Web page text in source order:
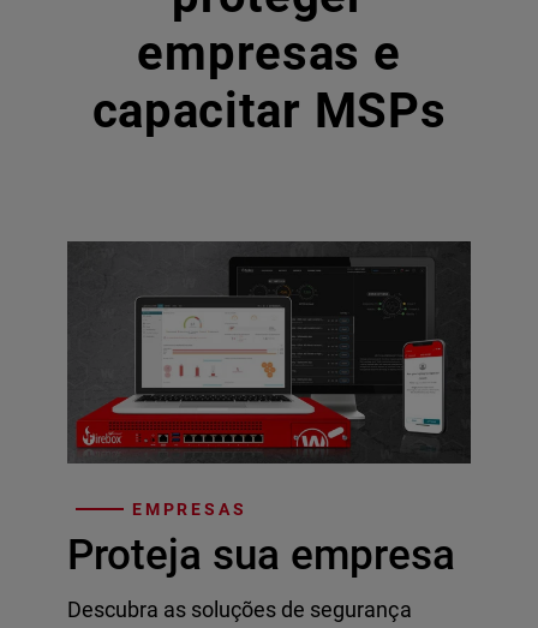
empresas e
capacitar MSPs
EMPRESAS
Proteja sua empresa
Descubra as soluções de segurança